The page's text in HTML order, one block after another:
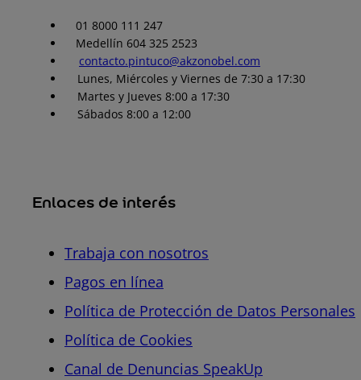
01 8000 111 247
Medellín 604 325 2523
contacto.pintuco@akzonobel.com
Lunes, Miércoles y Viernes de 7:30 a 17:30
Martes y Jueves 8:00 a 17:30
Sábados 8:00 a 12:00
Enlaces de interés
Trabaja con nosotros
Pagos en línea
Política de Protección de Datos Personales
Política de Cookies
Canal de Denuncias SpeakUp